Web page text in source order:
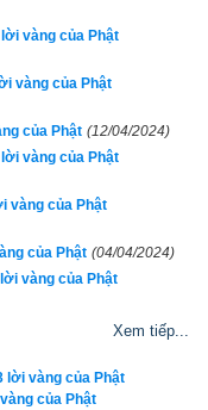
lời vàng của Phật
vàng của Phật
của Phật (12/04/2024)
lời vàng của Phật
vàng của Phật
của Phật (04/04/2024)
vàng của Phật
Xem tiếp...
lời vàng của Phật
của Phật